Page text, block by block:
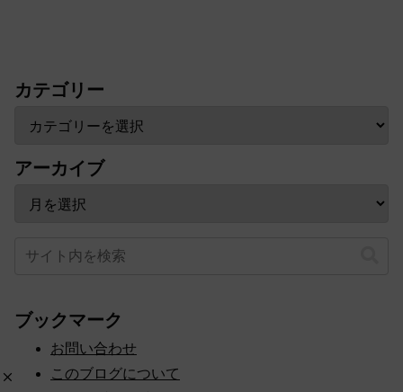
カテゴリー
アーカイブ
ブックマーク
お問い合わせ
このブログについて